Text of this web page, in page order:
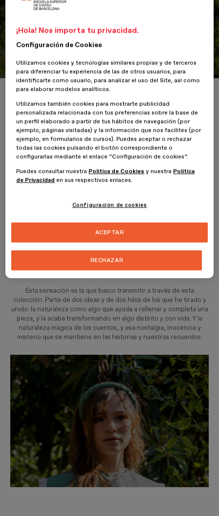
Portfolio
El nombre del bosque
Inicio ESDESIGNERS El nombre del bosque
27 Abril 2021 Clàudia Garcia
Cuando era pequeña leía mucho, y mis padres me leían muchas
historias. Estas tenían un bosque o un campo como escenario, en
pero siempre lograba llegar al otro lado del bosque. Recuerdo
familia. Y al caminar por un estrecho sendero a través de un
bosque, mirar a mi alrededor, oír solo los ruidos del bosque, tocar
las plantas... recuerdo siempre imaginar que estaba en una de esas
historias con un bosque encantado, y que todo a mi alrededor
tenía algo de magia e imaginar en mi cabeza las posibles aventuras
que podrían pasarme.
Esta sensación es la que busco transmitir a través de esta
colección. Parte de dos ideas y de dos hilos de los que he tirado y
unido: la naturaleza como algo que ayuda a rellenar y completa una
pieza, y la acaba transformando en algo distinto y con vida. Y la
naturaleza mágica de los cuentos, y esa nostalgia, inocencia y
misterio que se mantiene en las historias y nuestros recuerdos.
¡Hola! Nos importa tu privacidad.
Configuración de Cookies
Utilizamos cookies y tecnologías similares propias y de terceros
para diferenciar tu experiencia de las de otros usuarios, para
identificarte como usuario, para analizar el uso del Site, así como
para elaborar modelos analíticos.
Utilizamos también cookies para mostrarte publicidad
personalizada relacionada con tus preferencias sobre la base de
un perfil elaborado a partir de tus hábitos de navegación (por
ejemplo, páginas visitadas) y la información que nos facilites (por
ejemplo, en formularios de cursos). Puedes aceptar o rechazar
todas las cookies pulsando el botón correspondiente o
configurarlas mediante el enlace “Configuración de cookies”.
Puedes consultar nuestra Política de Cookies y nuestra Política
de Privacidad en sus respectivos enlaces.
Configuración de cookies
RECHAZAR
ACEPTAR